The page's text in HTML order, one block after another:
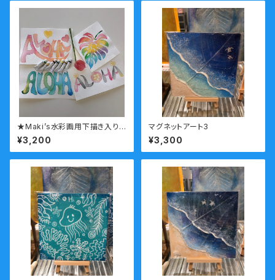
★Maki’s水彩画用下描き入り
水彩紙Aloha文字セット①
¥3,200
マグネットアート3
¥3,300